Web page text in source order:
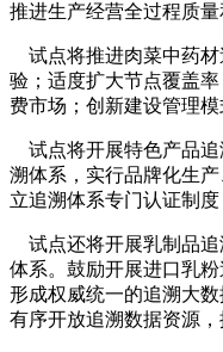
推进生产经营全过程质
试点将推进肉菜中药材
验；适度扩大节点覆盖
费市场；创新建设管理
试点将开展特色产品追
溯体系，实行品牌化生
立追溯体系专门认证制
试点还将开展乳制品追
体系。鼓励开展进口乳
形成权威统一的追溯大
有序开放追溯数据资源，